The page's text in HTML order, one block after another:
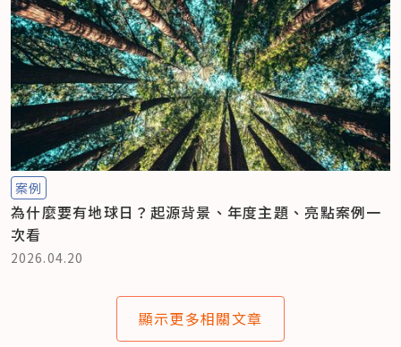
案例
為什麼要有地球日？起源背景、年度主題、亮點案例一
次看
2026.04.20
顯示更多相關文章